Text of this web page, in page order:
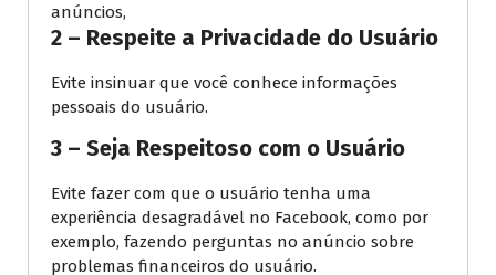
anúncios,
2 – Respeite a Privacidade do Usuário
Evite insinuar que você conhece informações
pessoais do usuário.
3 – Seja Respeitoso com o Usuário
Evite fazer com que o usuário tenha uma
experiência desagradável no Facebook, como por
exemplo, fazendo perguntas no anúncio sobre
problemas financeiros do usuário.